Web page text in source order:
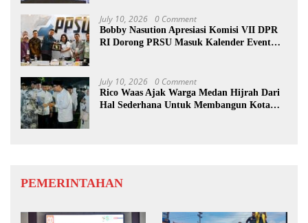
July 10, 2026 0 Comment
Bobby Nasution Apresiasi Komisi VII DPR
RI Dorong PRSU Masuk Kalender Event
July 10, 2026 0 Comment
Rico Waas Ajak Warga Medan Hijrah Dari
Hal Sederhana Untuk Membangun Kota
PEMERINTAHAN